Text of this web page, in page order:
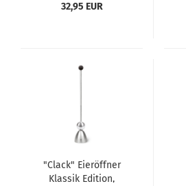
32,95 EUR
"Clack" Eieröffner
Klassik Edition,